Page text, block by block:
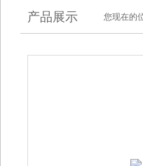
产品展示 您现在的